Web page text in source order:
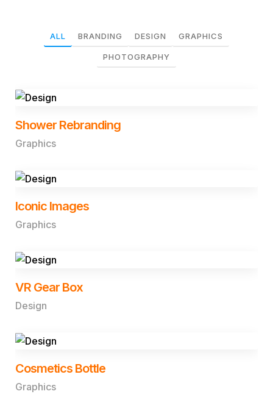
ALL BRANDING DESIGN GRAPHICS
PHOTOGRAPHY
Shower Rebranding
Graphics
Iconic Images
Graphics
VR Gear Box
Design
Cosmetics Bottle
Graphics